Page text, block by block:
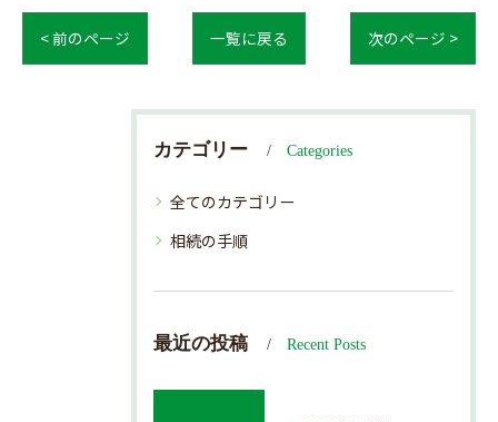
< 前のページ 一覧に戻る 次のページ >
カテゴリー Categories
全てのカテゴリー
相続の手順
最近の投稿 Recent Posts